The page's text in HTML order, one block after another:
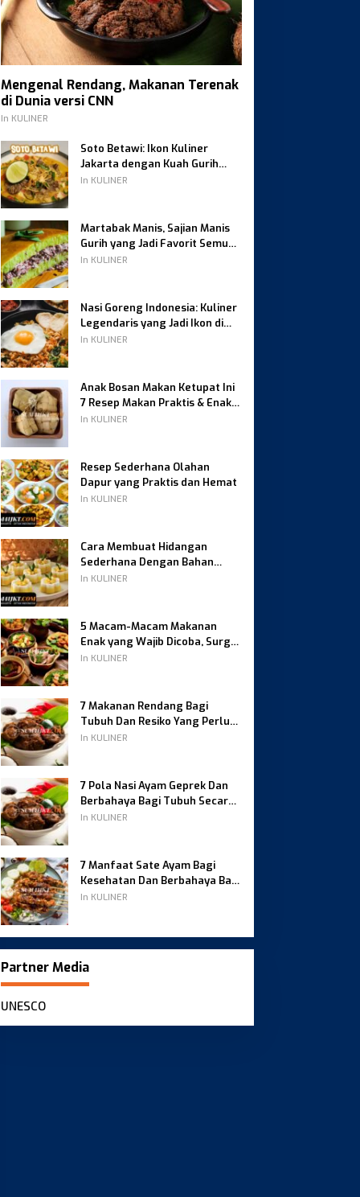
Mengenal Rendang, Makanan Terenak
di Dunia versi CNN
In KULINER
Soto Betawi: Ikon Kuliner
Jakarta dengan Kuah Gurih
Berempah
In KULINER
Martabak Manis, Sajian Manis
Gurih yang Jadi Favorit Semua
Kalangan
In KULINER
Nasi Goreng Indonesia: Kuliner
Legendaris yang Jadi Ikon di
Dunia
In KULINER
Anak Bosan Makan Ketupat Ini
7 Resep Makan Praktis & Enak
Favorit Keluarga
In KULINER
Resep Sederhana Olahan
Dapur yang Praktis dan Hemat
In KULINER
Cara Membuat Hidangan
Sederhana Dengan Bahan
Mudah Ditemukan
In KULINER
5 Macam-Macam Makanan
Enak yang Wajib Dicoba, Surga
Kuliner yang Menggoda Selera
In KULINER
7 Makanan Rendang Bagi
Tubuh Dan Resiko Yang Perlu
Diketahui
In KULINER
7 Pola Nasi Ayam Geprek Dan
Berbahaya Bagi Tubuh Secara
Alami
In KULINER
7 Manfaat Sate Ayam Bagi
Kesehatan Dan Berbahaya Bagi
Tubuh
In KULINER
Partner Media
UNESCO